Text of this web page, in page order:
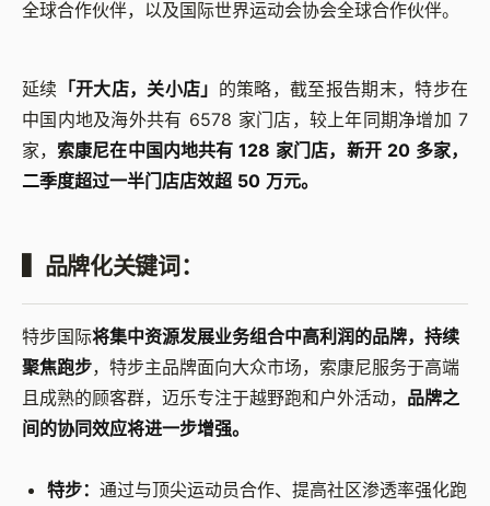
全球合作伙伴，以及国际世界运动会协会全球合作伙伴。
延续 「开大店，关小店」 的策略，截至报告期末，特步在
中国内地及海外共有 6578 家门店，较上年同期净增加 7
家， 索康尼在中国内地共有 128 家门店，新开 20 多家，
二季度超过一半门店店效超 50 万元。
▍品牌化关键词：
特步国际将集中资源发展业务组合中高利润的品牌，持续
聚焦跑步，特步主品牌面向大众市场，索康尼服务于高端
且成熟的顾客群，迈乐专注于越野跑和户外活动， 品牌之
间的协同效应将进一步增强。
特步：通过与顶尖运动员合作、提高社区渗透率强化跑